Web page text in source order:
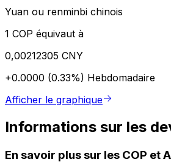
Yuan ou renminbi chinois
1 COP équivaut à
0,00212305 CNY
+0.0000 (0.33%) Hebdomadaire
Afficher le graphique
Informations sur les
En savoir plus sur les COP et